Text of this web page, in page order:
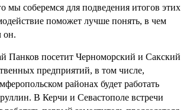
мы соберемся для подведения итогов этих
поможет лучше понять, в чем
он.
Панков посетит Черноморский и Сакский
предприятий, в том числе,
районах будет работать
. В Керчи и Севастополе встречи